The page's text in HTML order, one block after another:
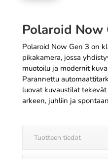
Polaroid Now
Polaroid Now Gen 3 on
pikakamera, jossa
muotoilu ja modernit
Parannettu
luovat kuvaustilat
arkeen, juhliin ja
Tuotteen tiedot